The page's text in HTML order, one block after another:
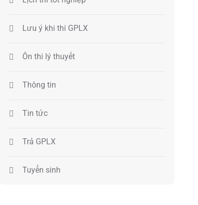
Lưu ý khi thi GPLX
Ôn thi lý thuyết
Thông tin
Tin tức
Trả GPLX
Tuyển sinh